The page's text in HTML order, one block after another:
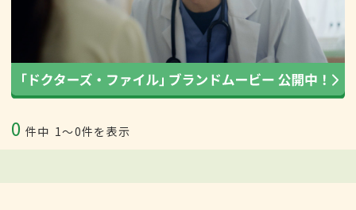
0 件中 1〜0件を表示